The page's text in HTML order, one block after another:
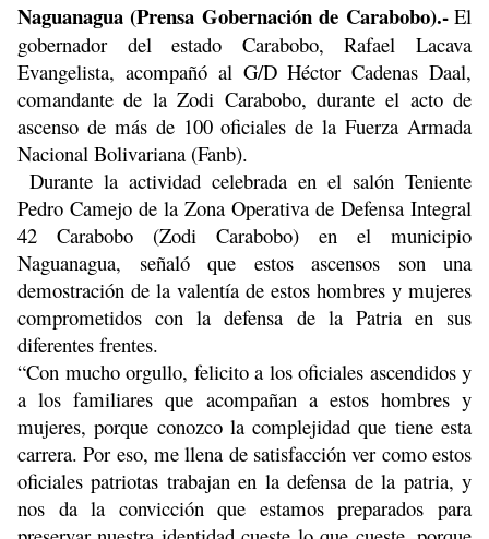
Naguanagua (Prensa Gobernación de Carabobo).- El
gobernador del estado Carabobo, Rafael Lacava
Evangelista, acompañó al G/D Héctor Cadenas Daal,
comandante de la Zodi Carabobo, durante el acto de
ascenso de más de 100 oficiales de la Fuerza Armada
Nacional Bolivariana (Fanb).
Durante la actividad celebrada en el salón Teniente
Pedro Camejo de la Zona Operativa de Defensa Integral
42 Carabobo (Zodi Carabobo) en el municipio
Naguanagua, señaló que estos ascensos son una
demostración de la valentía de estos hombres y mujeres
comprometidos con la defensa de la Patria en sus
diferentes frentes.
“Con mucho orgullo, felicito a los oficiales ascendidos y
a los familiares que acompañan a estos hombres y
mujeres, porque conozco la complejidad que tiene esta
carrera. Por eso, me llena de satisfacción ver como estos
oficiales patriotas trabajan en la defensa de la patria, y
nos da la convicción que estamos preparados para